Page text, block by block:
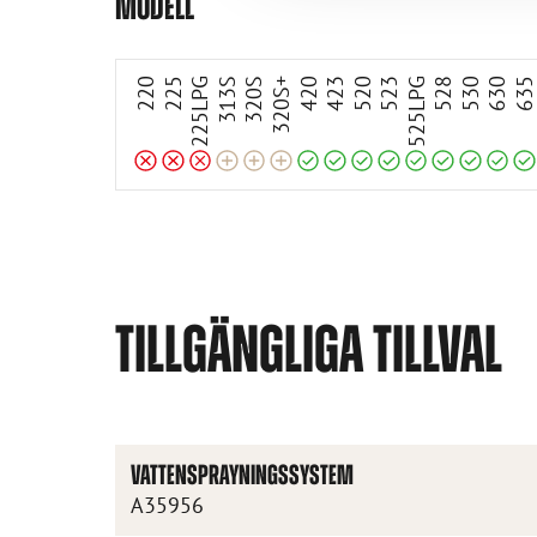
220 225 225LPG 313S 320S 320S+ 420 423 520 523 525LPG 528 530 630 635
TILLGÄNGLIGA TILLVAL
VATTENSPRAYNINGSSYSTEM
A35956